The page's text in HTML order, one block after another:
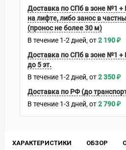
ХАРАКТЕРИСТИКИ ОБЗОР
Доставка по СПб в зоне №1 +
на лифте, либо занос в
(пронос не более 30 м)
В течение 1-2 дней 2 190₽
Доставка по СПб в зоне №1
до 5 эт.
В течение 1-2 дней 2 350₽
Доставка по РФ (до
В течение 1-3 дней 2 790₽